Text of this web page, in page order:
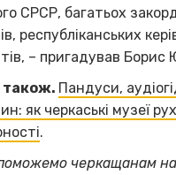
СРСР, багатьох
республіканських
– пригадував Борис
також. Пандуси,
як черкаські музеї
.
черкащанам